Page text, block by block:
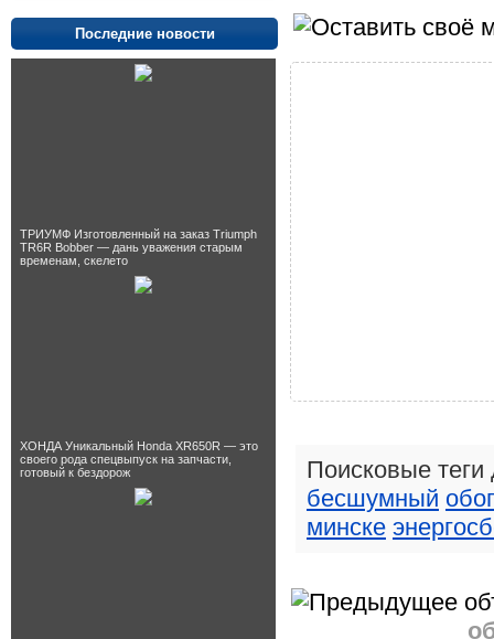
Последние новости
ТРИУМФ Изготовленный на заказ Triumph
TR6R Bobber — дань уважения старым
временам, скелето
ХОНДА Уникальный Honda XR650R — это
своего рода спецвыпуск на запчасти,
готовый к бездорож
Поисковые
бесшумный
минске